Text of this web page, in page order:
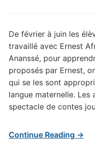
De février à juin les
travaillé avec Ernest
Ananssé, pour
proposés par Ernest,
qui se les sont
langue maternelle.
spectacle de contes
Continue Reading →